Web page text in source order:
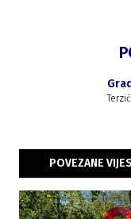
POVEZANE